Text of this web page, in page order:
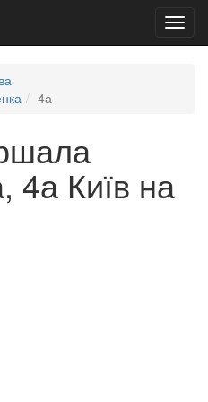
4а
4а Київ на